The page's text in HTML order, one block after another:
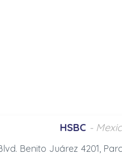
HSBC -
Benito Juárez 4201,